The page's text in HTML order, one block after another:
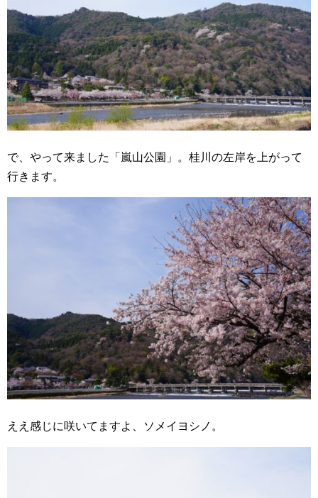
で、やって来ました「嵐山公園」。桂川の左岸を上がって
行きます。
ええ感じに咲いてますよ、ソメイヨシノ。